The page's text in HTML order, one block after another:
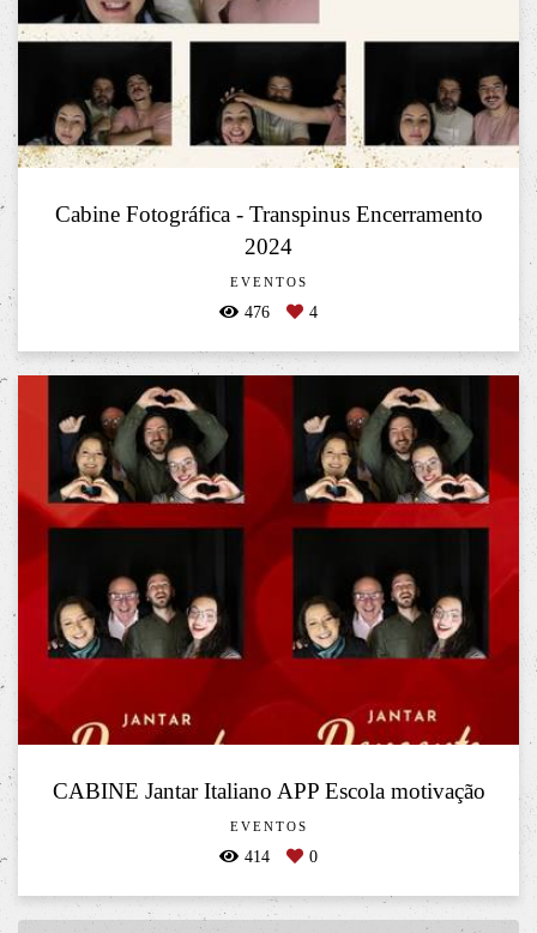
Cabine Fotográfica - Transpinus Encerramento
2024
EVENTOS
476 4
CABINE Jantar Italiano APP Escola motivação
EVENTOS
414 0